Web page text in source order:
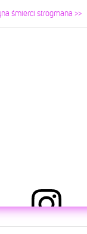
śmierci strogmana >>